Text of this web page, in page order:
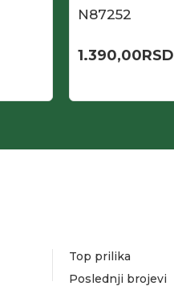
N87252
1.390,00RSD
Top prilika
Poslednji brojevi